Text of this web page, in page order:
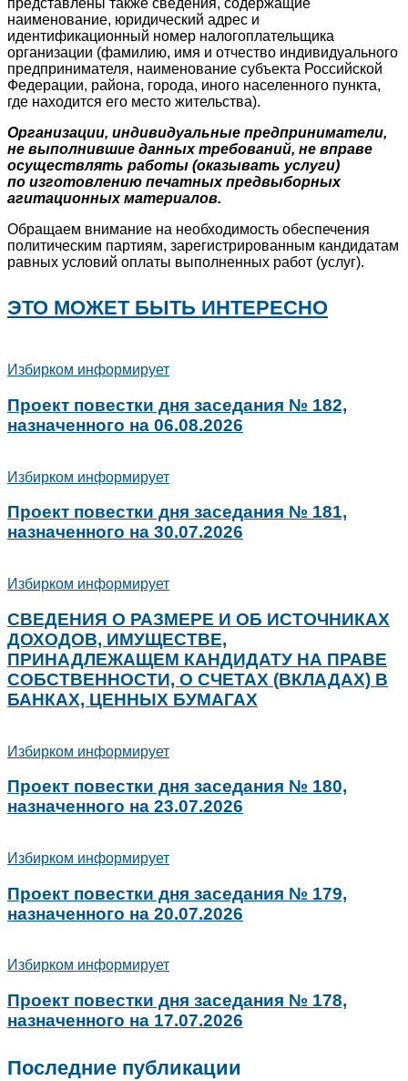
наименование, юридический адрес и
идентификационный номер налогоплательщика
организации (фамилию, имя и отчество индивидуального
предпринимателя, наименование субъекта Российской
Федерации, района, города, иного населенного пункта,
где находится его место жительства).
Организации, индивидуальные предприниматели,
не выполнившие данных требований, не вправе
осуществлять работы (оказывать услуги)
по изготовлению печатных предвыборных
агитационных материалов.
Обращаем внимание на необходимость обеспечения
политическим партиям, зарегистрированным кандидатам
равных условий оплаты выполненных работ (услуг).
ЭТО МОЖЕТ БЫТЬ ИНТЕРЕСНО
Избирком информирует
Проект повестки дня заседания № 182,
назначенного на 06.08.2026
Избирком информирует
Проект повестки дня заседания № 181,
назначенного на 30.07.2026
Избирком информирует
СВЕДЕНИЯ О РАЗМЕРЕ И ОБ ИСТОЧНИКАХ
ДОХОДОВ, ИМУЩЕСТВЕ,
ПРИНАДЛЕЖАЩЕМ КАНДИДАТУ НА ПРАВЕ
СОБСТВЕННОСТИ, О СЧЕТАХ (ВКЛАДАХ) В
БАНКАХ, ЦЕННЫХ БУМАГАХ
Избирком информирует
Проект повестки дня заседания № 180,
назначенного на 23.07.2026
Избирком информирует
Проект повестки дня заседания № 179,
назначенного на 20.07.2026
Избирком информирует
Проект повестки дня заседания № 178,
назначенного на 17.07.2026
Последние публикации